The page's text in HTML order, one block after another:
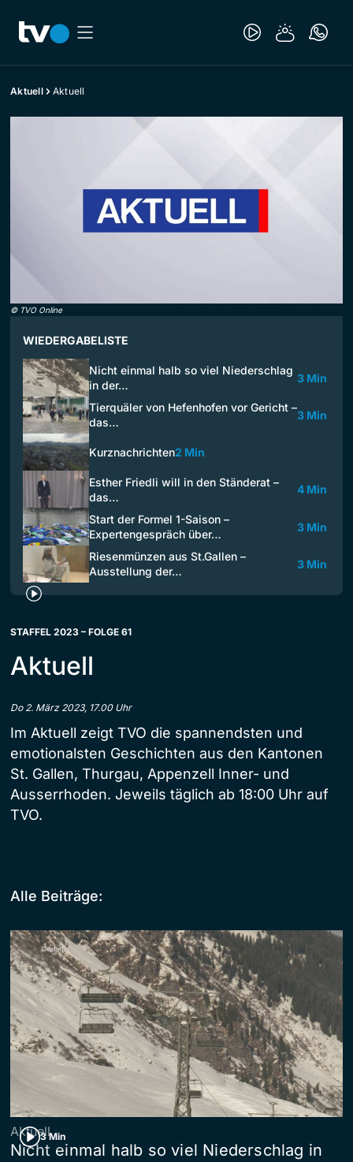
Aktuell Aktuell
© TVO Online
WIEDERGABELISTE
Nicht einmal halb so viel Niederschlag
in der…
3 Min
Tierquäler von Hefenhofen vor Gericht –
das…
3 Min
Kurznachrichten2 Min
Esther Friedli will in den Ständerat –
das…
4 Min
Start der Formel 1-Saison –
Expertengespräch über…
3 Min
Riesenmünzen aus St.Gallen –
Ausstellung der…
3 Min
STAFFEL 2023 – FOLGE 61
Aktuell
Do 2. März 2023, 17.00 Uhr
Im Aktuell zeigt TVO die spannendsten und
emotionalsten Geschichten aus den Kantonen
St. Gallen, Thurgau, Appenzell Inner- und
Ausserrhoden. Jeweils täglich ab 18:00 Uhr auf
TVO.
Alle Beiträge:
3 Min
Aktuell
Nicht einmal halb so viel Niederschlag in